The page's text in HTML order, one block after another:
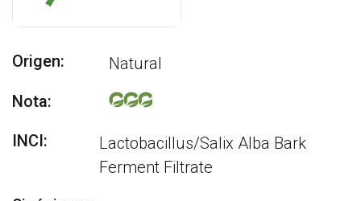
Origen:
Natural
Nota:
INCI:
Lactobacillus/Salix Alba Bark
Ferment Filtrate